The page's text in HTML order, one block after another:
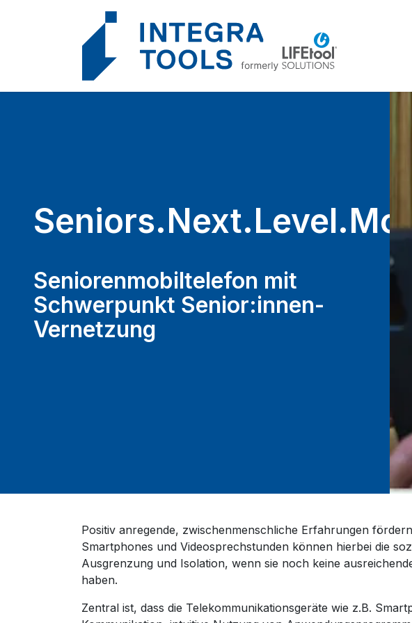
Seniorenmobiltelefon mit
Schwerpunkt Senior:innen-
Vernetzung
Positiv anregende, zwischenmenschliche Erfahrungen
Smartphones und Videosprechstunden können hierbei die
Ausgrenzung und Isolation, wenn sie noch keine
haben.
Zentral ist, dass die Telekommunikationsgeräte wie z.B.
Cookie-Einstellungen